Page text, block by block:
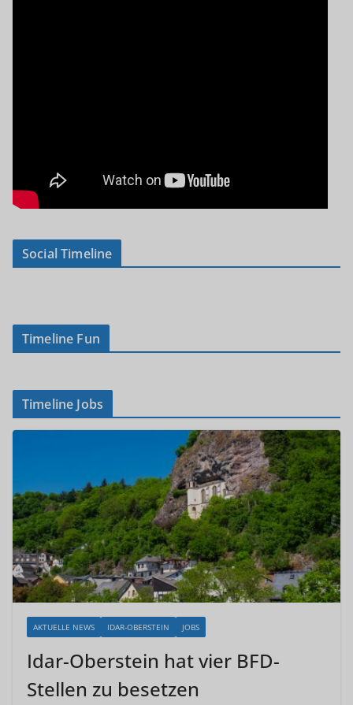
Social Timeline
Timeline Fun
Timeline Jobs
AKTUELLE NEWS IDAR-OBERSTEIN JOBS
Idar-Oberstein hat vier BFD-
Stellen zu besetzen